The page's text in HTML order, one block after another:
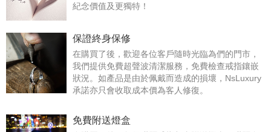
紀念價值及更獨特！
保證終身保修
在購買了後，歡迎各位客戶隨時光臨為們的門市，
我們提供免費超聲波清潔服務，免費檢查戒指鑲嵌
狀況。如產品是由於佩戴而造成的損壞，NsLuxury
承諾亦只會收取成本價為客人修復。
免費附送燈盒